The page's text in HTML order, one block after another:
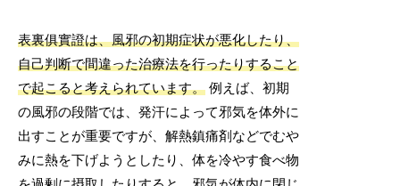
表裏俱實證は、風邪の初期症状が悪化したり、
自己判断で間違った治療法を行ったりすること
で起こると考えられています。 例えば、初期
の風邪の段階では、発汗によって邪気を体外に
出すことが重要ですが、解熱鎮痛剤などでむや
みに熱を下げようとしたり、体を冷やす食べ物